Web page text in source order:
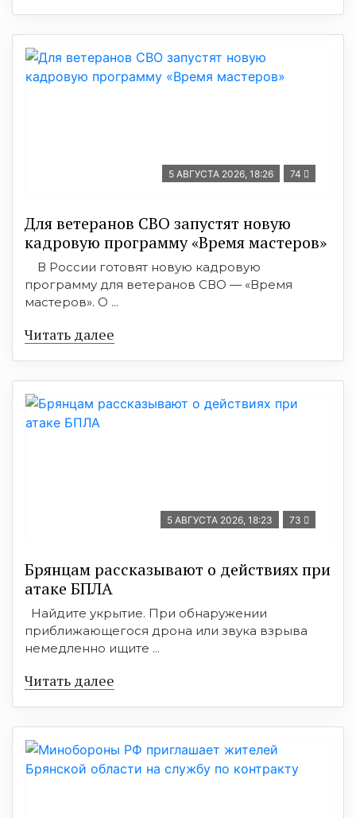
5 АВГУСТА 2026, 18:26 74
Для ветеранов СВО запустят новую
кадровую программу «Время мастеров»
В России готовят новую кадровую
программу для ветеранов СВО — «Время
мастеров». О ...
Читать далее
5 АВГУСТА 2026, 18:23 73
Брянцам рассказывают о действиях при
атаке БПЛА
Найдите укрытие. При обнаружении
приближающегося дрона или звука взрыва
немедленно ищите ...
Читать далее